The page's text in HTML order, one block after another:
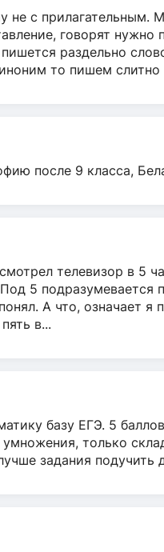
не с прилагательным.
говорят нужно
раздельно
то пишем слитно
после 9 класса,
телевизор в 5
5 подразумевается
А что, означает я
в...
базу ЕГЭ. 5
только
задания подучить